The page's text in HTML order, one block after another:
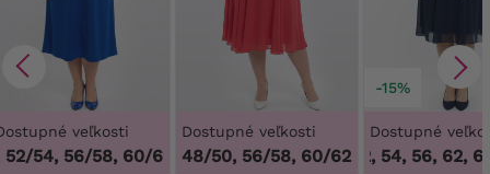
veľkosti
54, 56/58, 60/62 48/50, 52/54, 56/58, 60/62
Dostupné veľkosti
48/50, 56/58, 60/62
-15%
Dostupné
50, 52, 54, 56, 62, 64